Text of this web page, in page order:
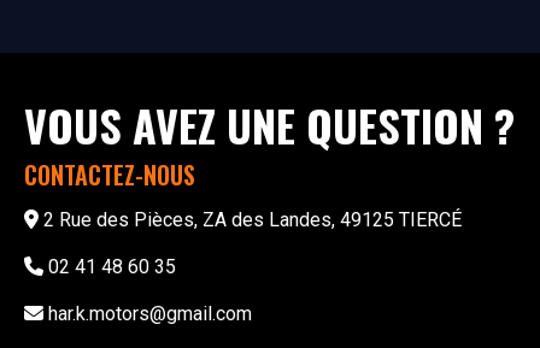
VOUS AVEZ UNE QUESTION ?
CONTACTEZ-NOUS
2 Rue des Pièces, ZA des Landes, 49125 TIERCÉ
02 41 48 60 35
har.k.motors@gmail.com